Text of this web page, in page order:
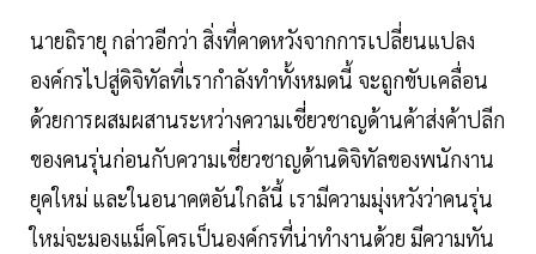
นายถิรายุ กล่าวอีกว่า สิ่งที่คาดหวังจากการเปลี่ยนแปลง
องค์กรไปสู่ดิจิทัลที่เรากำลังทำทั้งหมดนี้ จะถูกขับเคลื่อน
ด้วยการผสมผสานระหว่างความเชี่ยวชาญด้านค้าส่งค้าปลีก
ของคนรุ่นก่อนกับความเชี่ยวชาญด้านดิจิทัลของพนักงาน
ยุคใหม่ และในอนาคตอันใกล้นี้ เรามีความมุ่งหวังว่าคนรุ่น
ใหม่จะมองแม็คโครเป็นองค์กรที่น่าทำงานด้วย มีความทัน